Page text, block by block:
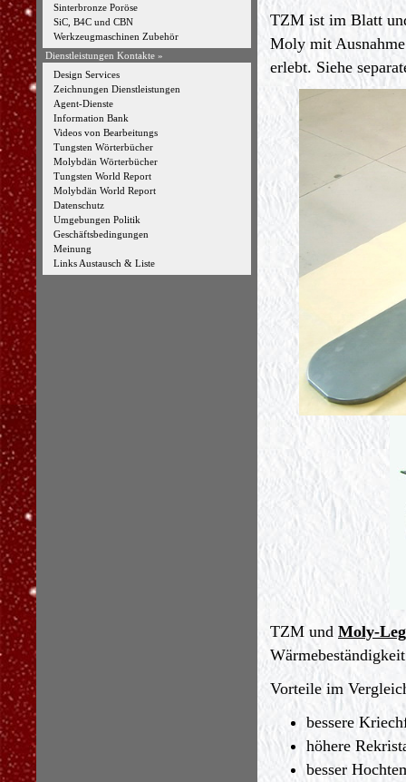
Sinterbronze Poröse
SiC, B4C und CBN
Werkzeugmaschinen Zubehör
Dienstleistungen Kontakte »
Design Services
Zeichnungen Dienstleistungen
Agent-Dienste
Information Bank
Videos von Bearbeitungs
Tungsten Wörterbücher
Molybdän Wörterbücher
Tungsten World Report
Molybdän World Report
Datenschutz
Umgebungen Politik
Geschäftsbedingungen
Meinung
Links Austausch & Liste
TZM ist im Blatt
Moly mit
erlebt. Siehe
TZM und Moly-
Vorteile im
bessere
höhere
besser